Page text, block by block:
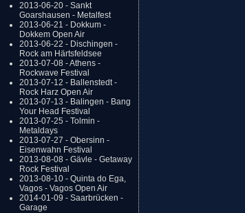
2013-06-20 - Sankt
Goarshausen - Metalfest
2013-06-21 - Dokkum -
Dokkem Open Air
2013-06-22 - Dischingen -
Rock am Härtsfeldsee
2013-07-08 - Athens -
Rockwave Festival
2013-07-12 - Ballenstedt -
Rock Harz Open Air
2013-07-13 - Balingen - Bang
Your Head Festival
2013-07-25 - Tolmin -
Metaldays
2013-07-27 - Obersinn -
Eisenwahn Festival
2013-08-08 - Gävle - Getaway
Rock Festival
2013-08-10 - Quinta do Ega,
Vagos - Vagos Open Air
2014-01-09 - Saarbrücken -
Garage